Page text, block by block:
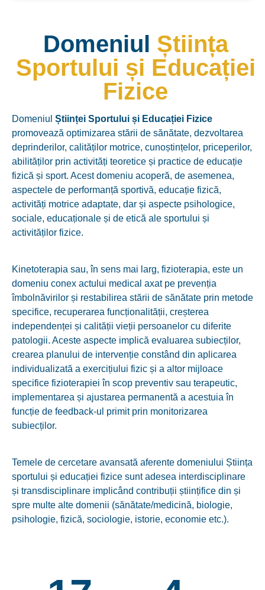
Domeniul Știința
Sportului și Educației
Fizice
Domeniul Științei Sportului și Educației Fizice
promovează optimizarea stării de sănătate, dezvoltarea
deprinderilor, calităților motrice, cunoștințelor, priceperilor,
abilităților prin activități teoretice și practice de educație
fizică și sport. Acest domeniu acoperă, de asemenea,
aspectele de performanță sportivă, educație fizică,
activități motrice adaptate, dar și aspecte psihologice,
sociale, educaționale și de etică ale sportului și
activităților fizice.
Kinetoterapia sau, în sens mai larg, fizioterapia, este un
domeniu conex actului medical axat pe prevenția
îmbolnăvirilor și restabilirea stării de sănătate prin metode
specifice, recuperarea funcționalității, creșterea
independenței și calității vieții persoanelor cu diferite
patologii. Aceste aspecte implică evaluarea subiecților,
crearea planului de intervenție constând din aplicarea
individualizată a exercițiului fizic și a altor mijloace
specifice fizioterapiei în scop preventiv sau terapeutic,
implementarea și ajustarea permanentă a acestuia în
funcție de feedback-ul primit prin monitorizarea
subiecților.
Temele de cercetare avansată aferente domeniului Știința
sportului și educației fizice sunt adesea interdisciplinare
și transdisciplinare implicând contribuții științifice din și
spre multe alte domenii (sănătate/medicină, biologie,
psihologie, fizică, sociologie, istorie, economie etc.).